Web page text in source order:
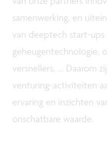
samenwerking, en
van deeptech start-
geheugentechnologie,
versnellers, ... Daarom
venturing-activiteiten
ervaring en inzichten
onschatbare waarde.